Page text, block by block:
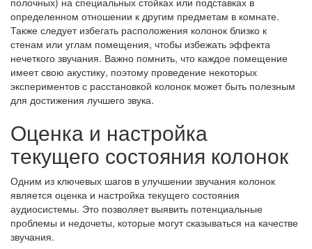
определенном отношении к другим предметам в комнате.
Также следует избегать расположения колонок близко к
стенам или углам помещения, чтобы избежать эффекта
нечеткого звучания. Важно помнить, что каждое помещение
имеет свою акустику, поэтому проведение некоторых
экспериментов с расстановкой колонок может быть полезным
для достижения лучшего звука.
Оценка и настройка
текущего состояния колонок
Одним из ключевых шагов в улучшении звучания колонок
является оценка и настройка текущего состояния
аудиосистемы. Это позволяет выявить потенциальные
проблемы и недочеты, которые могут сказываться на качестве
звучания.